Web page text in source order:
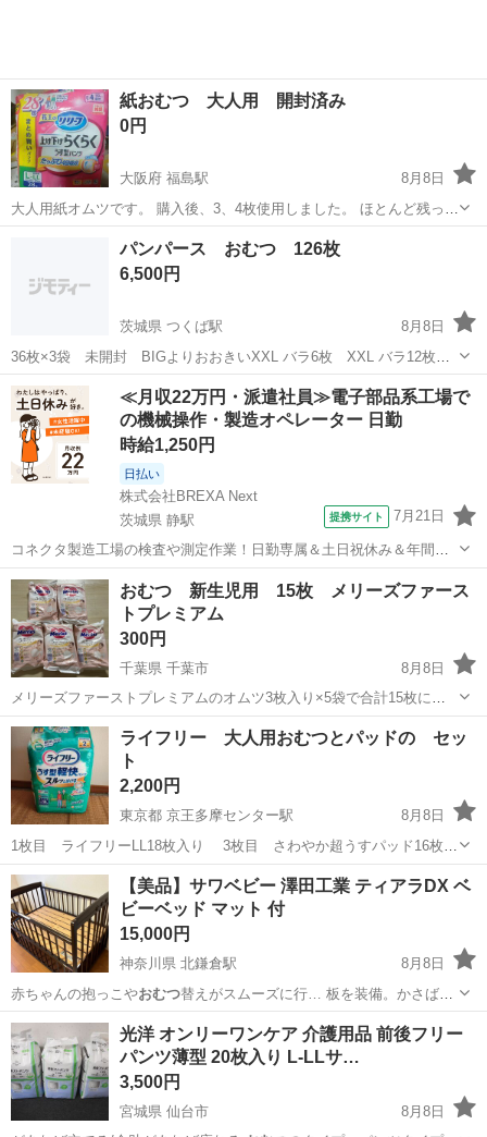
紙おむつ 大人用 開封済み
0円
大阪府 福島駅
8月8日
大人用紙オムツです。 購入後、3、4枚使用しました。 ほとんど残って
いますので必要な方に使っていただければと思います。
福島駅 その他
パンパース おむつ 126枚
6,500円
茨城県 つくば駅
8月8日
36枚×3袋 未開封 BIGよりおおきいXXL バラ6枚 XXL バラ12枚
XL Lサイズも沢山あります、、 まとめ買いしましたがオムツを意外と
早く卒業してしまい、整理のため処分したいので宜しかったらどうぞ
茨城 つくば市 つくば駅 ベビー用品 バラ
≪月収22万円・派遣社員≫電子部品系工場で
の機械操作・製造オペレーター 日勤
時給1,250円
日払い
株式会社BREXA Next
茨城県 静駅
提携サイト 7月21日
コネクタ製造工場の検査や測定作業！日勤専属＆土日祝休み＆年間休
日128日★クリーンルーム内作業★マイカー通勤OK＆無料駐車場あり
★就業先食堂利用可！日払い制度あり！《茨城県常陸大宮市》 人気の
工場のお仕事 ◇コネクタ製造工...
茨城 常陸大宮市 静駅 その他
おむつ 新生児用 15枚 メリーズファース
トプレミアム
300円
千葉県 千葉市
8月8日
メリーズファーストプレミアムのオムツ3枚入り×5袋で合計15枚にな
ります。 個包装になっているため必要な分だけ開けられて便利です。
基本的には幕張の自宅付近に取りに来ていただくか、8/9でしたら幕張
新都心までお届けすること...
千葉 千葉市 ベビー用品 おむつ
ライフリー 大人用おむつとパッドの セッ
ト
2,200円
東京都 京王多摩センター駅
8月8日
1枚目 ライフリーLL18枚入り 3枚目 さわやか超うすパッド16枚入
り 4枚目 3枚目と同様商品の開封済み、残12枚 5枚目 ライフリーＬ
サイズ 開封済みの残２枚 買い物にお困りの高齢者の方には、多摩セ
ンター〜南大沢付...
東京 多摩市 京王多摩センター駅 その他
【美品】サワベビー 澤田工業 ティアラDX ベ
ビーベッド マット 付
15,000円
神奈川県 北鎌倉駅
8月8日
赤ちゃんの抱っこやおむつ替えがスムーズに行… 板を装備。かさばる
おむつのストックやベビー…
神奈川 鎌倉市 北鎌倉駅
光洋 オンリーワンケア 介護用品 前後フリー
パンツ薄型 20枚入り L-LLサ…
3,500円
宮城県 仙台市
8月8日